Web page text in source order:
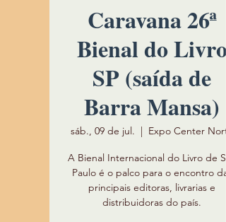
Caravana 26ª
Bienal do Livro
SP (saída de
Barra Mansa)
sáb., 09 de jul.
  |
Expo Center
A Bienal Internacional do Livro de
Paulo é o palco para o encontro das
principais editoras, livrarias e
distribuidoras do país.